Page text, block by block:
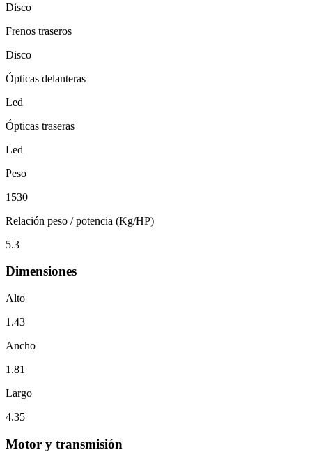
Disco
Frenos traseros
Disco
Ópticas delanteras
Led
Ópticas traseras
Led
Peso
1530
Relación peso / potencia (Kg/HP)
5.3
Dimensiones
Alto
1.43
Ancho
1.81
Largo
4.35
Motor y transmisión